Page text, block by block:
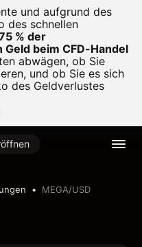
und aufgrund des
des schnellen
% der
beim CFD-Handel
abwägen, ob Sie
und ob Sie es sich
des Geldverlustes
MEGA/USD